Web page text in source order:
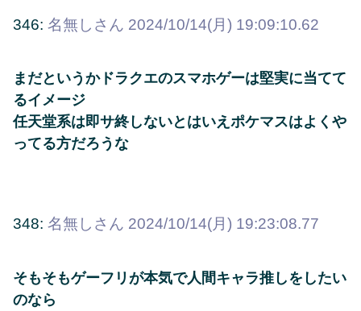
346: 名無しさん 2024/10/14(月) 19:09:10.62
まだというかドラクエのスマホゲーは堅実に当てて
るイメージ
任天堂系は即サ終しないとはいえポケマスはよくや
ってる方だろうな
348: 名無しさん 2024/10/14(月) 19:23:08.77
そもそもゲーフリが本気で人間キャラ推しをしたい
のなら